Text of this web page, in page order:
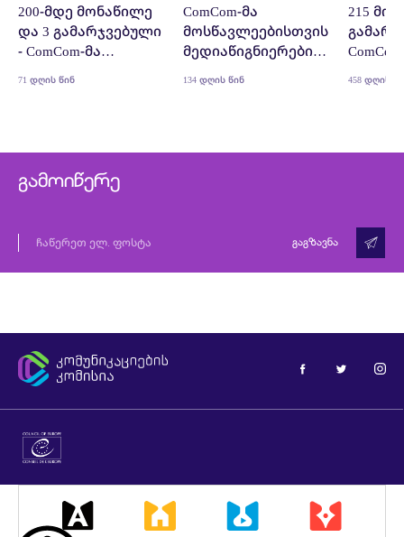
200-მდე მონაწილე
და 3 გამარჯვებული
- ComCom-მა
მოგონილი?!“
71 დღის წინ
ComCom-მა
მოსწავლეებისთვის
მედიაწიგნიერების
„ნამდვილი თუ
134 დღის წინ
215
458 დღის
გამოიწერე
გაგზავნა